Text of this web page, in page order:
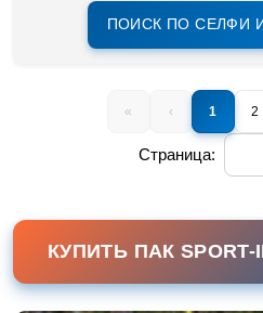
ПОИСК ПО СЕЛФИ
« ‹ 1 2
Страница:
КУПИТЬ ПАК SPORT-